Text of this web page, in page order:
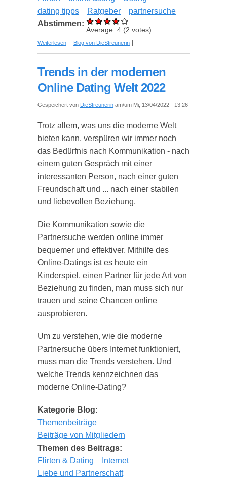
dating tipps
Ratgeber
partnersuche
Abstimmen:
Average: 4 (2 votes)
Weiterlesen über Dating Tipps: Vom ersten „Like“ bis zum
Blog von DieStreunerin
Trends in der modernen
Online Dating Welt 2022
Gespeichert von DieStreunerin am/um Mi, 13/04/2022 - 13:26
Trotz allem, was uns die moderne Welt
bieten kann, verspüren wir immer noch
das Bedürfnis nach Kommunikation - nach
einem guten Gespräch mit einer
interessanten Person, nach einer guten
Freundschaft und ... nach einer stabilen
und liebevollen Beziehung.
Die Kommunikation sowie die
Partnersuche werden online immer
bequemer und effektiver. Mithilfe des
Online-Datings ist es heute ein
Kinderspiel, einen Partner für jede Art von
Beziehung zu finden, man muss sich nur
trauen und seine Chancen online
ausprobieren.
Um zu verstehen, wie die moderne
Partnersuche übers Internet funktioniert,
muss man die Trends verstehen. Und
welche Trends kennzeichnen das
moderne Online-Dating?
Kategorie Blog:
Themenbeiträge
Beiträge von Mitgliedern
Themen des Beitrags:
Flirten & Dating
Internet
Liebe und Partnerschaft